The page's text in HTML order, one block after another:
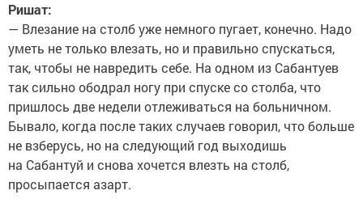
Ришат:
— Влезание на столб уже немного пугает, конечно. Надо
уметь не только влезать, но и правильно спускаться,
так, чтобы не навредить себе. На одном из Сабантуев
так сильно ободрал ногу при спуске со столба, что
пришлось две недели отлеживаться на больничном.
Бывало, когда после таких случаев говорил, что больше
не взберусь, но на следующий год выходишь
на Сабантуй и снова хочется влезть на столб,
просыпается азарт.